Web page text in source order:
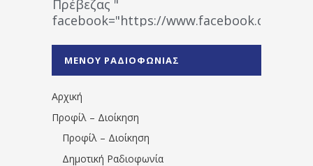
Πρέβεζας "
facebook="https://www.facebook.com/
1531194763766854/" artist="" ]
ΜΕΝΟΥ ΡΑΔΙΟΦΩΝΙΑΣ
Αρχική
Προφίλ – Διοίκηση
Προφίλ – Διοίκηση
Δημοτική Ραδιοφωνία